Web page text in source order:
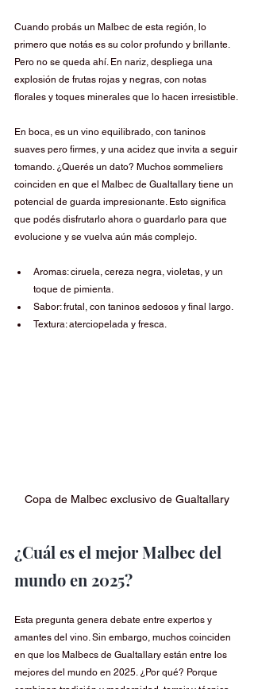
Cuando probás un Malbec de esta región, lo
primero que notás es su color profundo y brillante.
Pero no se queda ahí. En nariz, despliega una
explosión de frutas rojas y negras, con notas
florales y toques minerales que lo hacen irresistible.
En boca, es un vino equilibrado, con taninos
suaves pero firmes, y una acidez que invita a seguir
tomando. ¿Querés un dato? Muchos sommeliers
coinciden en que el Malbec de Gualtallary tiene un
potencial de guarda impresionante. Esto significa
que podés disfrutarlo ahora o guardarlo para que
evolucione y se vuelva aún más complejo.
Aromas: ciruela, cereza negra, violetas, y un
toque de pimienta.
Sabor: frutal, con taninos sedosos y final largo.
Textura: aterciopelada y fresca.
Copa de Malbec exclusivo de Gualtallary
¿Cuál es el mejor Malbec del
mundo en 2025?
Esta pregunta genera debate entre expertos y
amantes del vino. Sin embargo, muchos coinciden
en que los Malbecs de Gualtallary están entre los
mejores del mundo en 2025. ¿Por qué? Porque